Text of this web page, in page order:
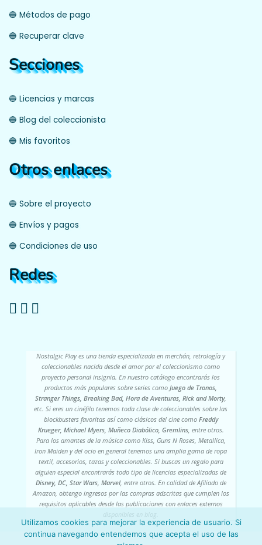
🔵 Métodos de pago
🔵 Recuperar clave
Secciones
🔵 Licencias y marcas
🔵 Blog del coleccionista
🔵 Mis favoritos
Otros enlaces
🔵 Sobre el proyecto
🔵 Envíos y pagos
🔵 Condiciones de uso
Redes
Nostalgic Play es una tienda especializada en merchán, retrología y
coleccionables nacida desde el amor por el coleccionismo como
proyecto personal insignia. En nuestro catálogo encontrarás los
productos más populares sobre series comoJuego de Tronos,
Stranger Things, Breaking Bad, Hora de Aventuras, Rick and Morty,
etc. Si eres un cinéfilo tenemos toda clase de coleccionables sobre las
blockbusters favoritas así como clásicos del cine como Freddy
Krueger, Michael Myers, Muñeco Diabólico, Gremlins, entre otros.
Para los amantes de la música como Kiss, Guns N Roses, Metallica,
Iron Maiden y del ocio en general tenemos una amplia gama de ropa
textil, accesorios, tazas y coleccionables. Si buscas un regalo para
alguien especial encontrarás todo tipo de licencias especializadas de
Disney, DC, Star Wars, Marvel, entre otros. En calidad de Afiliado de
Amazon, obtengo ingresos por las compras adscritas que cumplen los
requisitos aplicables desde las publicaciones con enlaces externos
disponibles en blog.
Utilizamos cookies para mejorar la experiencia de usuario. Si
continua navegando entendemos que acepta el uso de las